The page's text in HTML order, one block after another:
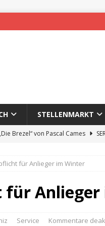
STELLENMARKT
Brezel“ von Pascal Cames
des 65. Fasnetsumzugs
PF-BITS INTERN
Der Mann hinter PF-Bits
für Anlieger im Winter
für
Service Kommentare